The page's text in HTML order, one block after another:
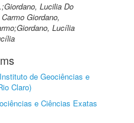
Lucilia Do
Giordano,
Lucília
Instituto de Geociências e
Claro)
e Ciências Exatas